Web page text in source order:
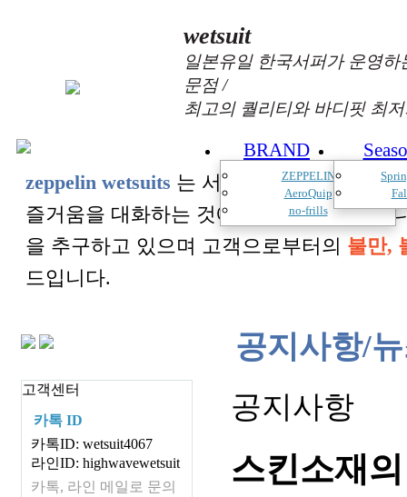
wetsuit
일본유일 한국서퍼가 운영
문점 /
최고의 퀄리티와 바디핏 최
BRAND
ZEPPELIN
AeroQuip
no-frills
zeppelin wetsuits 는 서퍼들의 느낌과 의견
즐거움을 대화하는 것에 목표를 두고 있
을 추구하고 있으며 고객으로부터의 불만,
드입니다.
고객센터
카톡 ID
카톡ID: wetsuit4067
라인ID: highwavewetsuit
카톡, 라인 메일로 문의
공지사항/
공지사항
스킨소재